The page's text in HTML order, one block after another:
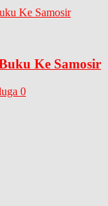
Ke Samosir
0